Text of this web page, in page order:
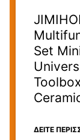
Set
ΔΕΊΤΕ